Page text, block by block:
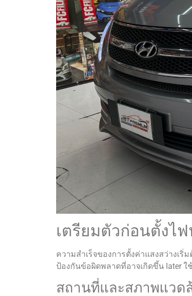
เตรียมตัวก่อนตั้งไ
ความสำเร็จของการตั้งค่าแสงสว่างเริ่
ป้องกันข้อผิดพลาดที่อาจเกิดขึ้น later
สถานที่และสภาพแวด